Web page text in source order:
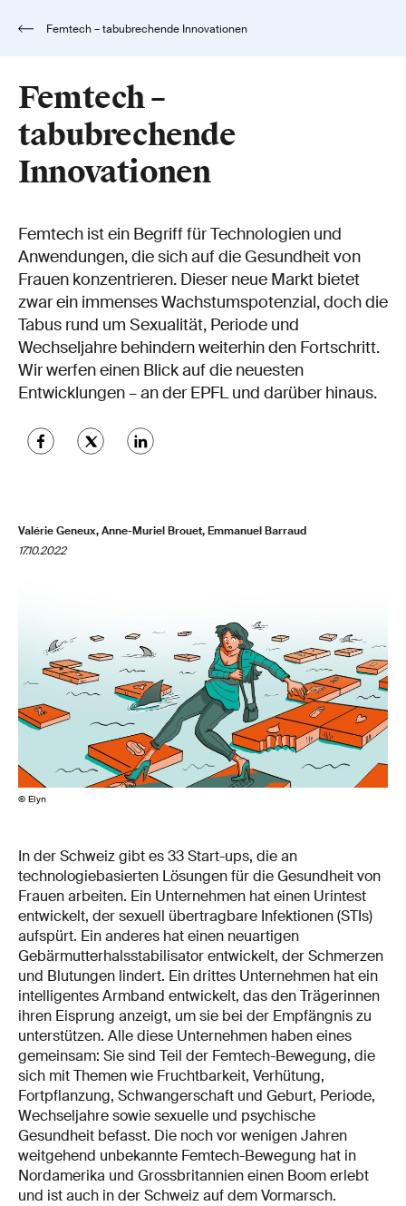
Femtech – tabubrechende Innovationen
Femtech –
tabubrechende
Innovationen
Femtech ist ein Begriff für Technologien und
Anwendungen, die sich auf die Gesundheit von
Frauen konzentrieren. Dieser neue Markt bietet
zwar ein immenses Wachstumspotenzial, doch die
Tabus rund um Sexualität, Periode und
Wechseljahre behindern weiterhin den Fortschritt.
Wir werfen einen Blick auf die neuesten
Entwicklungen – an der EPFL und darüber hinaus.
Valérie Geneux, Anne-Muriel Brouet, Emmanuel Barraud
17.10.2022
© Elyn
In der Schweiz gibt es 33 Start-ups, die an
technologiebasierten Lösungen für die Gesundheit von
Frauen arbeiten. Ein Unternehmen hat einen Urintest
entwickelt, der sexuell übertragbare Infektionen (STIs)
aufspürt. Ein anderes hat einen neuartigen
Gebärmutterhalsstabilisator entwickelt, der Schmerzen
und Blutungen lindert. Ein drittes Unternehmen hat ein
intelligentes Armband entwickelt, das den Trägerinnen
ihren Eisprung anzeigt, um sie bei der Empfängnis zu
unterstützen. Alle diese Unternehmen haben eines
gemeinsam: Sie sind Teil der Femtech-Bewegung, die
sich mit Themen wie Fruchtbarkeit, Verhütung,
Fortpflanzung, Schwangerschaft und Geburt, Periode,
Wechseljahre sowie sexuelle und psychische
Gesundheit befasst. Die noch vor wenigen Jahren
weitgehend unbekannte Femtech-Bewegung hat in
Nordamerika und Grossbritannien einen Boom erlebt
und ist auch in der Schweiz auf dem Vormarsch.